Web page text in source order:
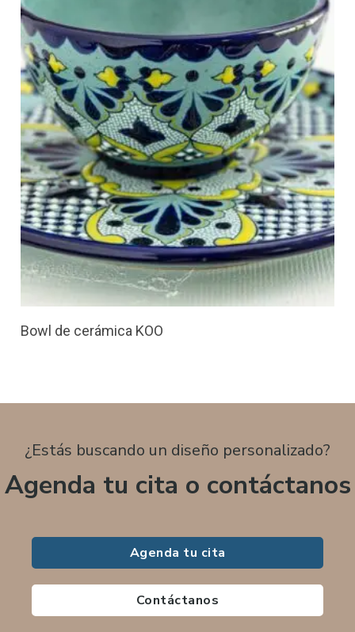
Bowl de cerámica KOO
¿Estás buscando un diseño personalizado?
Agenda tu cita o contáctanos
Agenda tu cita
Contáctanos